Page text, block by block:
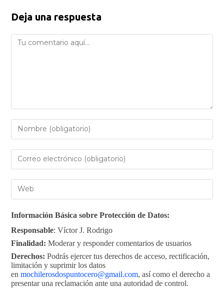
Deja una respuesta
Información Básica sobre Protección de Datos:
Responsable: Víctor J. Rodrigo
Finalidad:Moderar y responder comentarios de usuarios
Derechos:Podrás ejercer tus derechos de acceso, rectificación,
limitación y suprimir los datos
enmochilerosdospuntocero@gmail.com, así como el derecho a
presentar una reclamación ante una autoridad de control.